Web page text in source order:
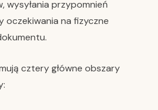
wysyłania przypomnień
oczekiwania na fizyczne
cztery główne obszary